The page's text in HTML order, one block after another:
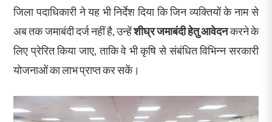
जिला पदाधिकारी ने यह भी निर्देश दिया कि जिन व्यक्तियों के नाम से
अब तक जमाबंदी दर्ज नहीं है, उन्हेंशीघ्र जमाबंदी हेतु आवेदनकरने के
लिए प्रेरित किया जाए, ताकि वे भी कृषि से संबंधित विभिन्न सरकारी
योजनाओं का लाभ प्राप्त कर सकें।